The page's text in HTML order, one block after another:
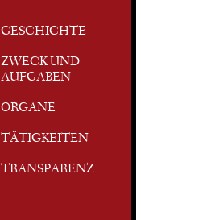
GESCHICHTE
ZWECK UND
AUFGABEN
ORGANE
TÄTIGKEITEN
TRANSPARENZ